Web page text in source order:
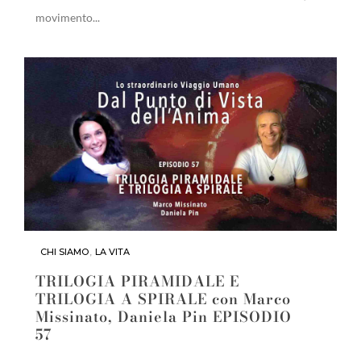
movimento...
CHI SIAMO, LA VITA
TRILOGIA PIRAMIDALE E
TRILOGIA A SPIRALE con Marco
Missinato, Daniela Pin EPISODIO
57